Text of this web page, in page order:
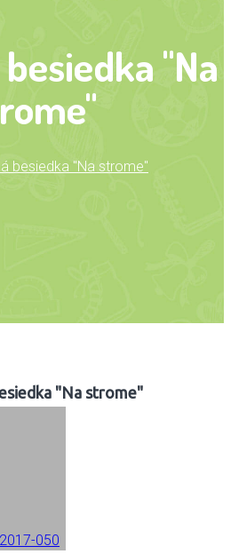
"Na
besiedka "Na strome"
"Na strome"